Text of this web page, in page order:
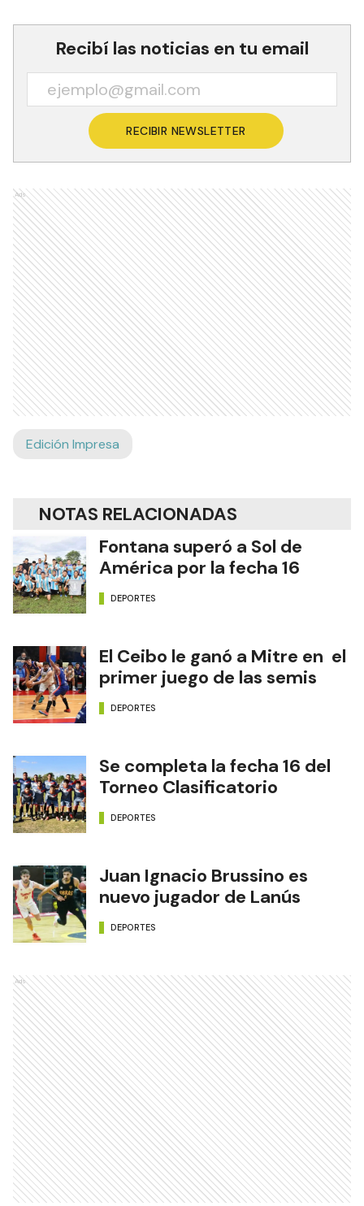
Recibí las noticias en tu email
RECIBIR NEWSLETTER
Ads
Edición Impresa
NOTAS RELACIONADAS
Fontana superó a Sol de
América por la fecha 16
DEPORTES
El Ceibo le ganó a Mitre en el
primer juego de las semis
DEPORTES
Se completa la fecha 16 del
Torneo Clasificatorio
DEPORTES
Juan Ignacio Brussino es
nuevo jugador de Lanús
DEPORTES
Ads